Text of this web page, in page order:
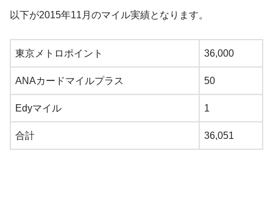
以下が2015年11月のマイル実績となります。
東京メトロポイント 36,000
ANAカードマイルプラス 50
Edyマイル 1
合計 36,051